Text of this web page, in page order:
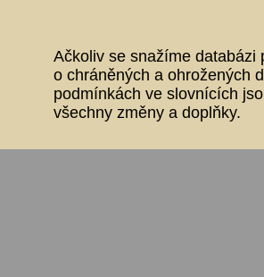
Ačkoliv se snažíme databázi
o chráněných a ohrožených
podmínkách ve slovnících
všechny změny a doplňky.